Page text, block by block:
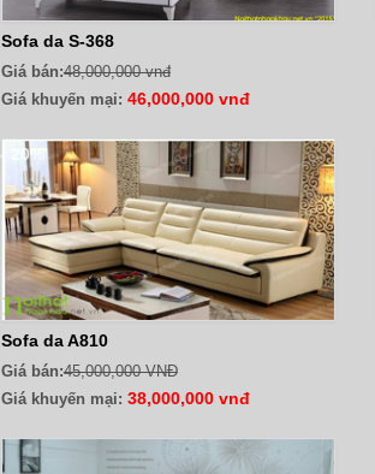
Sofa da S-368
Giá bán:48,000,000 vnđ
Giá khuyến mại: 46,000,000 vnđ
- 20%
Sofa da A810
Giá bán:45,000,000 VNĐ
Giá khuyến mại: 38,000,000 vnđ